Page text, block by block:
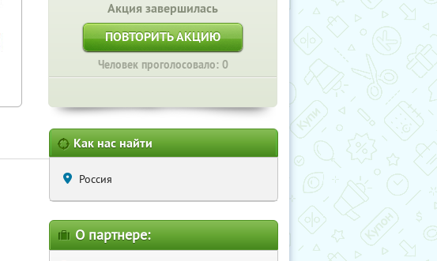
Акция завершилась
ПОВТОРИТЬ АКЦИЮ
Человек проголосовало: 0
Как нас найти
Россия
О партнере: